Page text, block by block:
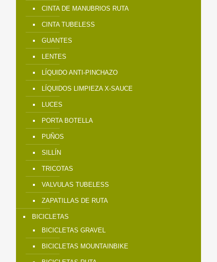
CINTA DE MANUBRIOS RUTA
CINTA TUBELESS
GUANTES
LENTES
LÍQUIDO ANTI-PINCHAZO
LÍQUIDOS LIMPIEZA X-SAUCE
LUCES
PORTA BOTELLA
PUÑOS
SILLÍN
TRICOTAS
VALVULAS TUBELESS
ZAPATILLAS DE RUTA
BICICLETAS
BICICLETAS GRAVEL
BICICLETAS MOUNTAINBIKE